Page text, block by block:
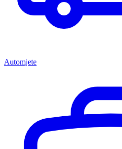
Automjete